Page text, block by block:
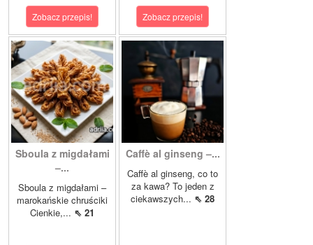
Zobacz przepis! Zobacz przepis!
Sboula z migdałami
–...
Sboula z migdałami –
marokańskie chruściki
Cienkie,... ⇖ 21
Caffè al ginseng –...
Caffè al ginseng, co to
za kawa? To jeden z
ciekawszych... ⇖ 28